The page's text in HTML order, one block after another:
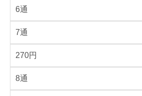
6通
7通
270円
8通